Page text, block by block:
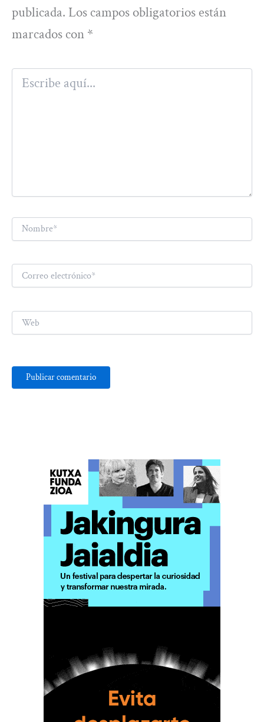
publicada. Los campos obligatorios están
marcados con *
aquí...
Nombre*
electrónico*